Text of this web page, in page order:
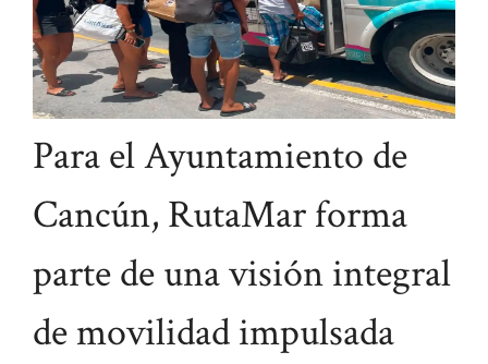
Para el Ayuntamiento de
Cancún, RutaMar forma
parte de una visión integral
de movilidad impulsada